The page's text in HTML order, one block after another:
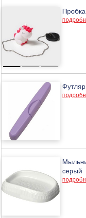
серый